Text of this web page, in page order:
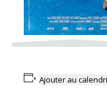
Ajouter au